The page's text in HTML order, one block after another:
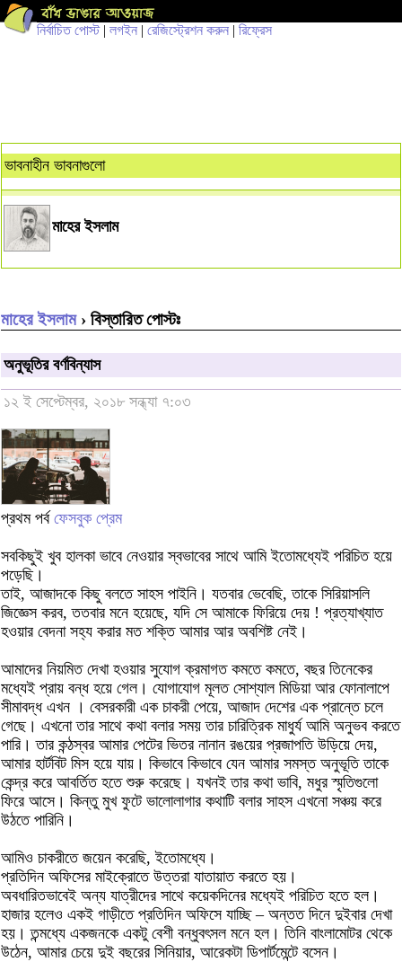
নির্বাচিত পোস্ট| লগইন | রেজিস্ট্রেশন করুন | রিফ্রেস
ভাবনাহীন ভাবনাগুলো
মাহের ইসলাম
মাহের ইসলাম› বিস্তারিত পোস্টঃ
অনুভূতির বর্ণবিন্যাস
১২ ই সেপ্টেম্বর, ২০১৮ সন্ধ্যা ৭:০৩
প্রথম পর্ব ফেসবুক প্রেম
সবকিছুই খুব হালকা ভাবে নেওয়ার স্বভাবের সাথে আমি ইতোমধ্যেই পরিচিত হয়ে
পড়েছি।
তাই, আজাদকে কিছু বলতে সাহস পাইনি। যতবার ভেবেছি, তাকে সিরিয়াসলি
জিজ্ঞেস করব, ততবার মনে হয়েছে, যদি সে আমাকে ফিরিয়ে দেয় ! প্রত্যাখ্যাত
হওয়ার বেদনা সহ্য করার মত শক্তি আমার আর অবশিষ্ট নেই।
আমাদের নিয়মিত দেখা হওয়ার সুযোগ ক্রমাগত কমতে কমতে, বছর তিনেকের
মধ্যেই প্রায় বন্ধ হয়ে গেল। যোগাযোগ মূলত সোশ্যাল মিডিয়া আর ফোনালাপে
সীমাবদ্ধ এখন । বেসরকারী এক চাকরী পেয়ে, আজাদ দেশের এক প্রান্তে চলে
গেছে। এখনো তার সাথে কথা বলার সময় তার চারিত্রিক মাধুর্য আমি অনুভব করতে
পারি। তার কন্ঠস্বর আমার পেটের ভিতর নানান রঙয়ের প্রজাপতি উড়িয়ে দেয়,
আমার হার্টবিট মিস হয়ে যায়। কিভাবে কিভাবে যেন আমার সমস্ত অনুভূতি তাকে
কেন্দ্র করে আবর্তিত হতে শুরু করেছে। যখনই তার কথা ভাবি, মধুর স্মৃতিগুলো
ফিরে আসে। কিন্তু মুখ ফুটে ভালোলাগার কথাটি বলার সাহস এখনো সঞ্চয় করে
উঠতে পারিনি।
আমিও চাকরীতে জয়েন করেছি, ইতোমধ্যে।
প্রতিদিন অফিসের মাইক্রোতে উত্তরা যাতায়াত করতে হয়।
অবধারিতভাবেই অন্য যাত্রীদের সাথে কয়েকদিনের মধ্যেই পরিচিত হতে হল।
হাজার হলেও একই গাড়ীতে প্রতিদিন অফিসে যাচ্ছি – অন্তত দিনে দুইবার দেখা
হয়। তন্মধ্যে একজনকে একটু বেশী বন্ধুবৎসল মনে হল। তিনি বাংলামোটর থেকে
উঠেন, আমার চেয়ে দুই বছরের সিনিয়ার, আরেকটা ডিপার্টমেন্টে বসেন।